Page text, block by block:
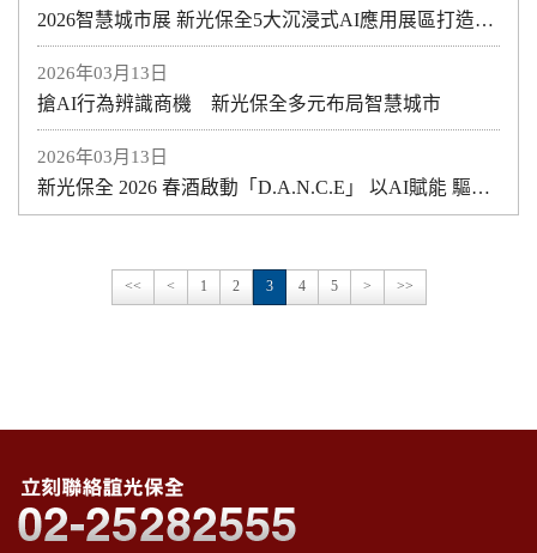
2026智慧城市展 新光保全5大沉浸式AI應用展區打造全方位空間安全規劃
2026年03月13日
搶AI行為辨識商機 新光保全多元布局智慧城市
2026年03月13日
新光保全 2026 春酒啟動「D.A.N.C.E」 以AI賦能 驅動安全科技與營運升級
<< < 1 2 3 4 5 > >>